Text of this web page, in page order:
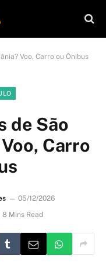
Voo, Carro ou Ônibus
de São
Carro
05/12/2026
8 Mins Read